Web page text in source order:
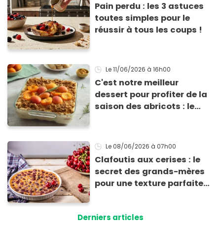
Pain perdu : les 3 astuces
toutes simples pour le
réussir à tous les coups !
Le 11/06/2026 à 16h00
C'est notre meilleur
dessert pour profiter de la
saison des abricots : le
Le 08/06/2026 à 07h00
Clafoutis aux cerises : le
secret des grands-mères
pour une texture parfaite
Derniers articles